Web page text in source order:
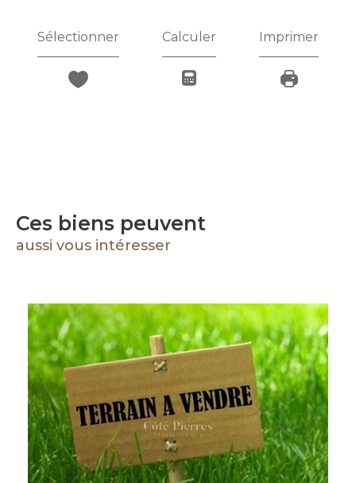
Sélectionner Calculer Imprimer
Ces biens peuvent
aussi vous intéresser